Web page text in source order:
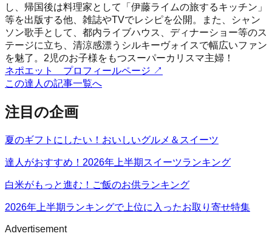
し、帰国後は料理家として「伊藤ライムの旅するキッチン」
等を出版する他、雑誌やTVでレシピを公開。また、シャン
ソン歌手として、都内ライブハウス、ディナーショー等のス
テージに立ち、清涼感漂うシルキーヴォイスで幅広いファン
を魅了。2児のお子様をもつスーパーカリスマ主婦！
ネポエット プロフィールページ ↗
この達人の記事一覧へ
注目の企画
夏のギフトにしたい！おいしいグルメ＆スイーツ
達人がおすすめ！2026年上半期スイーツランキング
白米がもっと進む！ご飯のお供ランキング
2026年上半期ランキングで上位に入ったお取り寄せ特集
Advertisement